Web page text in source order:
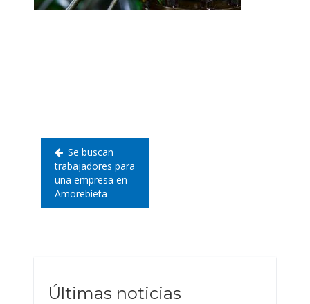
Se buscan
trabajadores para
una empresa en
Amorebieta
Últimas noticias